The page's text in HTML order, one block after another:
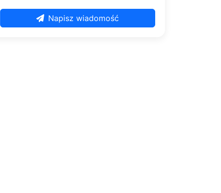
Napisz wiadomość